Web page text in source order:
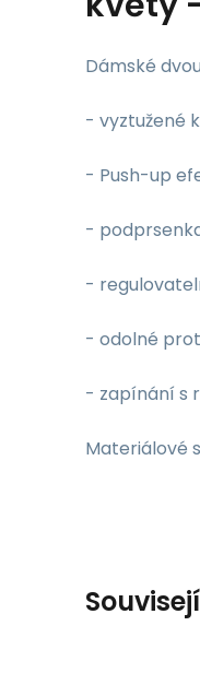
Dámské
- vyztužené
- Push-up
-
-
- odolné
- zapínání s
Materiálové